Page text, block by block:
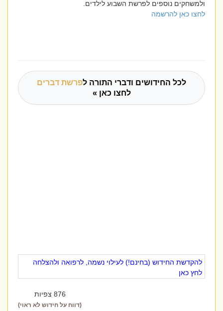
ולמשחקים נוספים לפרשת השבוע לילדים.
לחצו כאן להרשמה
לכל החידושים ודברי התורה לפרשת דברים
לחצו כאן »
להקדשת החידוש (בחינם!) לעילוי נשמה, לרפואה ולהצלחה
לחץ כאן
876 צפיות
(דווח על חידוש לא ראוי)